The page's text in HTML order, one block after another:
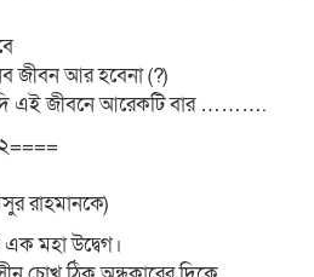
জীবন আর হবেনা (?)
এই জীবনে আরেকটি বার ……….
রাহমানকে)
মহা উদ্বেগ।